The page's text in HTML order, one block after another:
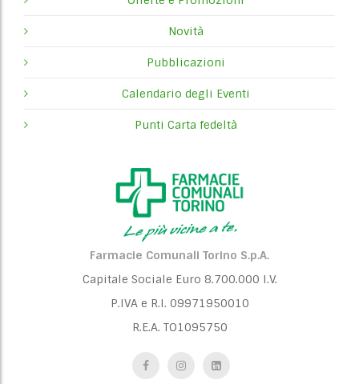
Novità
Pubblicazioni
Calendario degli Eventi
Punti Carta fedeltà
Farmacie Comunali Torino S.p.A.
Capitale Sociale Euro 8.700.000 I.V.
P.IVA e R.I. 09971950010
R.E.A. TO1095750